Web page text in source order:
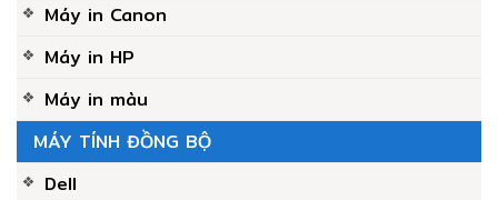
Máy in Canon
Máy in HP
Máy in màu
MÁY TÍNH ĐỒNG BỘ
Dell